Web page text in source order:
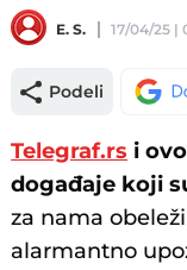
E. S. 17/04/25 |
Podeli
Telegraf.rs i
događaje koji
za nama
alarmantno